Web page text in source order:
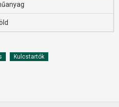
Kulcstartók